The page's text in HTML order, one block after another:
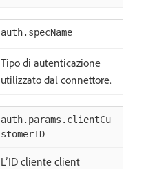
auth.specName
Tipo di autenticazione
utilizzato dal connettore.
auth.params.clientCu
stomerID
L’ID cliente client